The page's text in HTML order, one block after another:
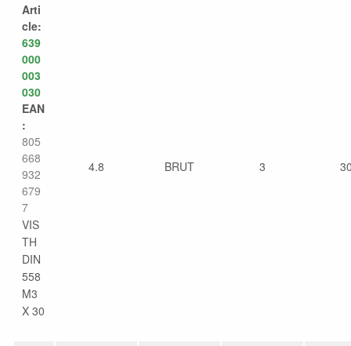
Arti
cle:
639
000
003
030
EAN
:
805
668
932
679
7
VIS
TH
DIN
558
M3
X 30
4.8 BRUT 3